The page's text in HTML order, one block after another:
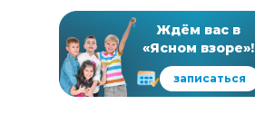
Ждём вас в
«Ясном взоре»!
записаться